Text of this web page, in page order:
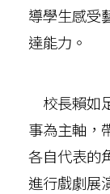
導學生感受
達能力。
校長賴如
事為主軸，
各自代表的
進行戲劇展